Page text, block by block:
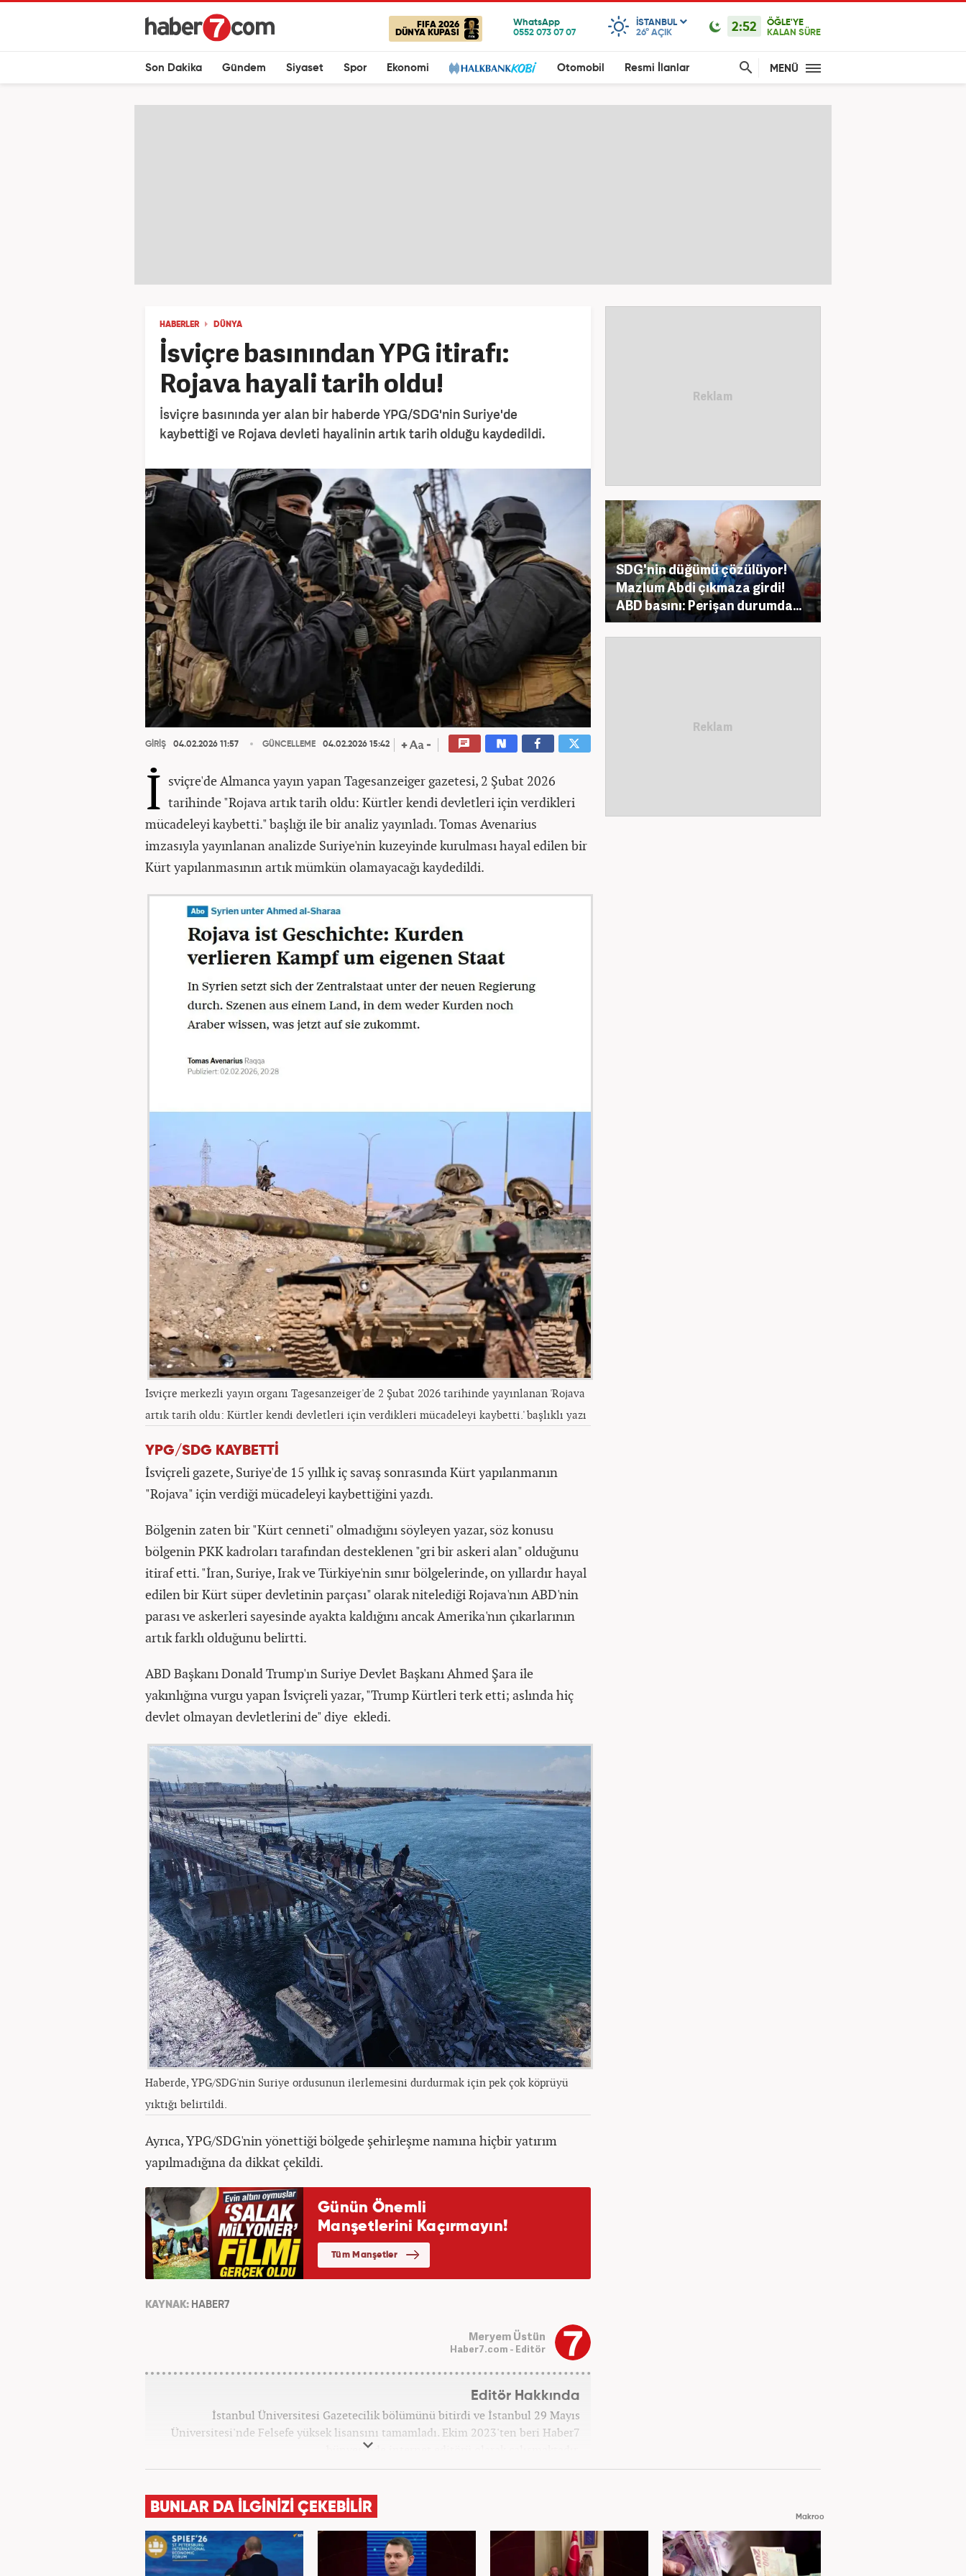
FIFA 2026
DÜNYA KUPASI
ISTANBUL
26° AÇIK 2:52
ÖĞLE'YE
KALAN SÜRE
Son Dakika Gündem Siyaset Spor Ekonomi Otomobil Resmi İlanlar MENÜ
HABERLER DÜNYA
İsviçre basınından YPG itirafı:
Rojava hayali tarih oldu!
İsviçre basınında yer alan bir haberde YPG/SDG'nin Suriye'de
kaybettiği ve Rojava devleti hayalinin artık tarih olduğu kaydedildi.
GİRİŞ 04.02.2026 11:57 GÜNCELLEME 04.02.2026 15:42
İ sviçre'de Almanca yayın yapan Tagesanzeiger gazetesi, 2 Şubat 2026
tarihinde "Rojava artık tarih oldu: Kürtler kendi devletleri için verdikleri
mücadeleyi kaybetti." başlığı ile bir analiz yayınladı. Tomas Avenarius
imzasıyla yayınlanan analizde Suriye'nin kuzeyinde kurulması hayal edilen bir
Kürt yapılanmasının artık mümkün olamayacağı kaydedildi.
İsviçre merkezli yayın organı Tagesanzeiger'de 2 Şubat 2026 tarihinde yayınlanan 'Rojava
artık tarih oldu: Kürtler kendi devletleri için verdikleri mücadeleyi kaybetti.' başlıklı yazı
YPG/SDG KAYBETTİ
İsviçreli gazete, Suriye'de 15 yıllık iç savaş sonrasında Kürt yapılanmanın
"Rojava" için verdiği mücadeleyi kaybettiğini yazdı.
Bölgenin zaten bir "Kürt cenneti" olmadığını söyleyen yazar, söz konusu
bölgenin PKK kadroları tarafından desteklenen "gri bir askeri alan" olduğunu
itiraf etti. "İran, Suriye, Irak ve Türkiye'nin sınır bölgelerinde, on yıllardır hayal
edilen bir Kürt süper devletinin parçası" olarak nitelediği Rojava'nın ABD'nin
parası ve askerleri sayesinde ayakta kaldığını ancak Amerika'nın çıkarlarının
artık farklı olduğunu belirtti.
ABD Başkanı Donald Trump'ın Suriye Devlet Başkanı Ahmed Şara ile
yakınlığına vurgu yapan İsviçreli yazar, "Trump Kürtleri terk etti; aslında hiç
devlet olmayan devletlerini de" diye ekledi.
Haberde, YPG/SDG'nin Suriye ordusunun ilerlemesini durdurmak için pek çok köprüyü
yıktığı belirtildi.
Ayrıca, YPG/SDG'nin yönettiği bölgede şehirleşme namına hiçbir yatırım
yapılmadığına da dikkat çekildi.
KAYNAK: HABER7
Meryem Üstün
Haber7.com - Editör
Editör Hakkında
İstanbul Üniversitesi Gazetecilik bölümünü bitirdi ve İstanbul 29 Mayıs
Üniversitesi'nde Felsefe yüksek lisansını tamamladı. Ekim 2023'ten beri Haber7
bünyesinde internet editörü olarak çalışmaktadır.
SDG'nin düğümü çözülüyor!
Mazlum Abdi çıkmaza girdi!
ABD basını: Perişan durumda...
BUNLAR DA İLGİNİZİ ÇEKEBİLİR
Makroo